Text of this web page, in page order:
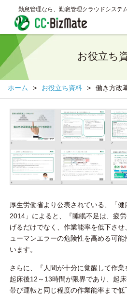
勤怠管理なら、勤怠管理クラウドシステ
お役立ち
ホーム > お役立ち資料 > 働き方改
厚生労働省より公表されている、「
2014」によると、『睡眠不足は、疲
げるだけでなく、作業能率を低下さ
ューマンエラーの危険性を高める可
います。
さらに、『人間が十分に覚醒して作業
起床後12～13時間が限界であり、起
帯び運転と同じ程度の作業能率まで